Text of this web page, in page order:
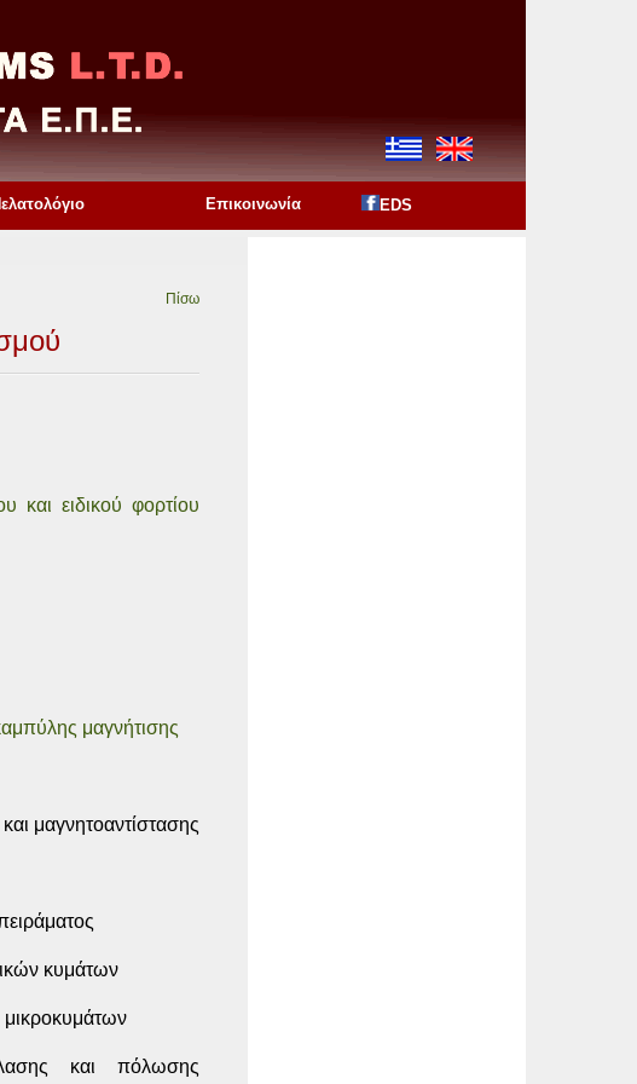
Επικοινωνία EDS
Πίσω
και ειδικού φορτίου
μαγνήτισης
μαγνητοαντίστασης
κυμάτων
και πόλωσης